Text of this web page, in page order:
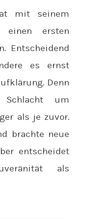
mit seinem
einen ersten
Entscheidend
es ernst
Denn
um
als je zuvor.
brachte neue
entscheidet
als